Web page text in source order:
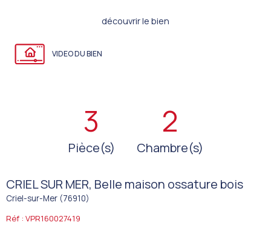
découvrir le bien
VIDEO DU BIEN
3
Pièce(s)
2
Chambre(s)
CRIEL SUR MER, Belle maison ossature bois
Criel-sur-Mer (76910)
Réf : VPR160027419